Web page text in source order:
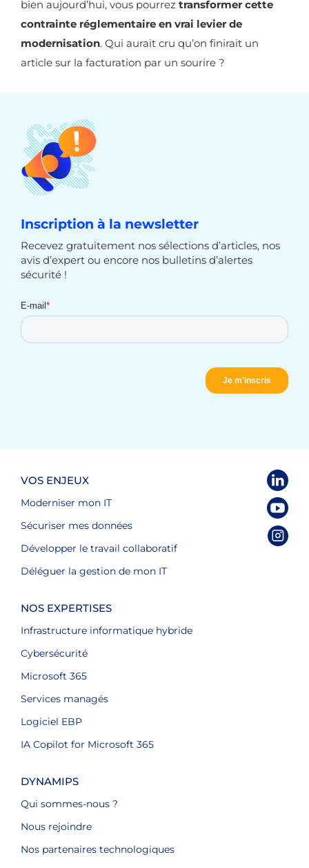
bien aujourd’hui, vous pourrez transformer cette
contrainte réglementaire en vrai levier de
modernisation. Qui aurait cru qu’on finirait un
article sur la facturation par un sourire ?
Inscription à la newsletter
Recevez gratuitement nos sélections d’articles, nos
avis d’expert ou encore nos bulletins d’alertes
sécurité !
VOS ENJEUX
Moderniser mon IT
Sécuriser mes données
Développer le travail collaboratif
Déléguer la gestion de mon IT
NOS EXPERTISES
Infrastructure informatique hybride
Cybersécurité
Microsoft 365
Services managés
Logiciel EBP
IA Copilot for Microsoft 365
DYNAMIPS
Qui sommes-nous ?
Nous rejoindre
Nos partenaires technologiques